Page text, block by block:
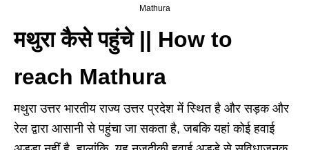
Mathura
मथुरा कैसे पहुंचे || How to
reach Mathura
मथुरा उत्तर भारतीय राज्य उत्तर प्रदेश में स्थित है और सड़क और
रेल द्वारा आसानी से पहुंचा जा सकता है, जबकि यहां कोई हवाई